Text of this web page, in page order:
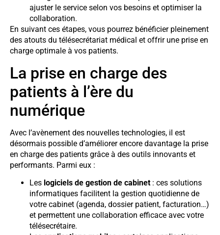
ajuster le service selon vos besoins et optimiser la
collaboration.
En suivant ces étapes, vous pourrez bénéficier pleinement
des atouts du télésecrétariat médical et offrir une prise en
charge optimale à vos patients.
La prise en charge des
patients à l’ère du
numérique
Avec l’avènement des nouvelles technologies, il est
désormais possible d’améliorer encore davantage la prise
en charge des patients grâce à des outils innovants et
performants. Parmi eux :
Les logiciels de gestion de cabinet : ces solutions
informatiques facilitent la gestion quotidienne de
votre cabinet (agenda, dossier patient, facturation…)
et permettent une collaboration efficace avec votre
télésecrétaire.